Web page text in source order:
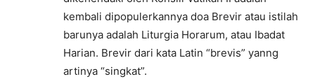
kembali dipopulerkannya doa Brevir atau istilah
barunya adalah Liturgia Horarum, atau Ibadat
Harian. Brevir dari kata Latin “brevis” yanng
artinya “singkat”.